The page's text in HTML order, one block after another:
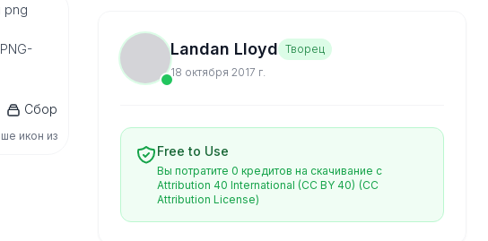
png
Сбор
икон из
Landan Lloyd Творец
18 октября 2017 г.
Free to Use
Вы потратите 0 кредитов на скачивание с
Attribution 40 International (CC BY 40) (CC
Attribution License)